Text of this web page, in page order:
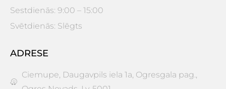
Sestdienās: 9:00 – 15:00
Svētdienās: Slēgts
ADRESE
Ciemupe, Daugavpils iela 1a, Ogresgala pag.,